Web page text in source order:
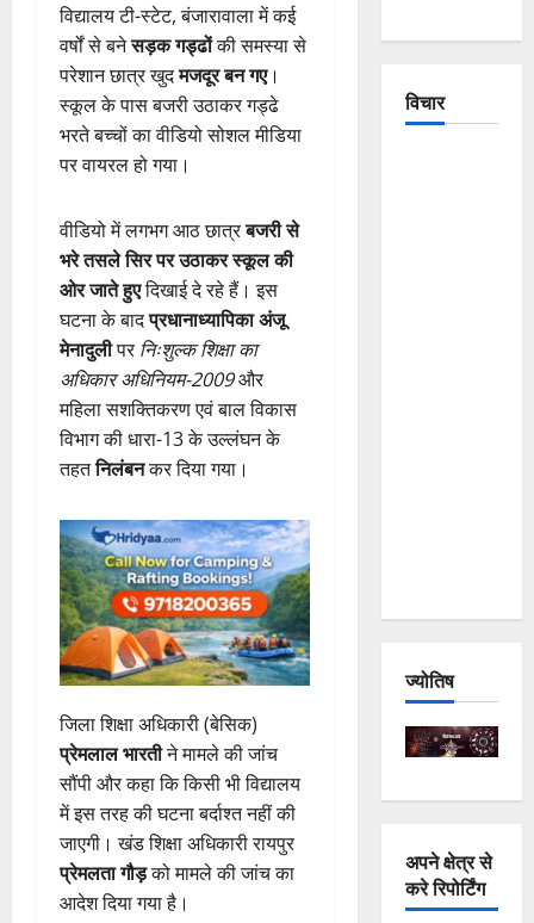
विद्यालय टी-स्टेट, बंजारावाला में कई
वर्षों से बनेसड़क गड्ढोंकी समस्या से
परेशान छात्र खुदमजदूर बन गए।
स्कूल के पास बजरी उठाकर गड्ढे
भरते बच्चों का वीडियो सोशल मीडिया
पर वायरल हो गया।
वीडियो में लगभग आठ छात्रबजरी से
भरे तसले सिर पर उठाकर स्कूल की
ओर जाते हुएदिखाई दे रहे हैं। इस
घटना के बादप्रधानाध्यापिका अंजू
मेनादुलीपर निःशुल्क शिक्षा का
अधिकार अधिनियम-2009और
महिला सशक्तिकरण एवं बाल विकास
विभाग की धारा-13 के उल्लंघन के
तहतनिलंबनकर दिया गया।
जिला शिक्षा अधिकारी (बेसिक)
प्रेमलाल भारतीने मामले की जांच
सौंपी और कहा कि किसी भी विद्यालय
में इस तरह की घटना बर्दाश्त नहीं की
जाएगी। खंड शिक्षा अधिकारी रायपुर
प्रेमलता गौड़को मामले की जांच का
आदेश दिया गया है।
विचार
ज्योतिष
अपने क्षेत्र से
करे रिपोर्टिंग